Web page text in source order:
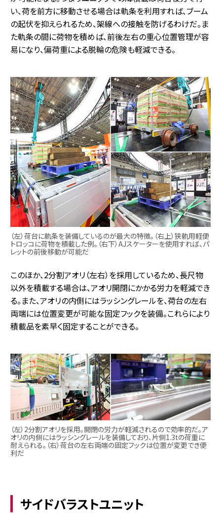
い、荷を前方に移動させる場合は軌条を利用すれば、ブーム
の起伏を抑えられるため、架線への接触を防げるわけだ。ま
た軌条の間に荷物を積めば、前後左右の重心位置管理が容
易になり、偏荷重による脱輪の危険も軽減できる。
（左）荷台に軌条を装備しているのが最大の特徴。（右上）狭軌用軽便
トロッコに荷物を積載した例。（右下）AJスケーターを使用すれば、パ
レットの前後移動が可能だ
このほか、2分割アオリ（左右）を採用しているため、長尺物
以外を積載する場合は、アオリ開閉にかかる労力を軽減でき
る。また、アオリの内側にはラッシングレールを、荷台の左右
両端には位置変更が可能な固定フックを装備。これらにより
積載品を素早く固定することができる。
（左）2分割アオリを採用。開閉の労力が軽減されるので効率的だ。ア
オリの内側にはラッシングレールを装備しており、片側1.3tの荷重に
耐えられる。（右）荷台の左右両端の固定フックは位置が変更でき便
利だ
サイドバラストユニット